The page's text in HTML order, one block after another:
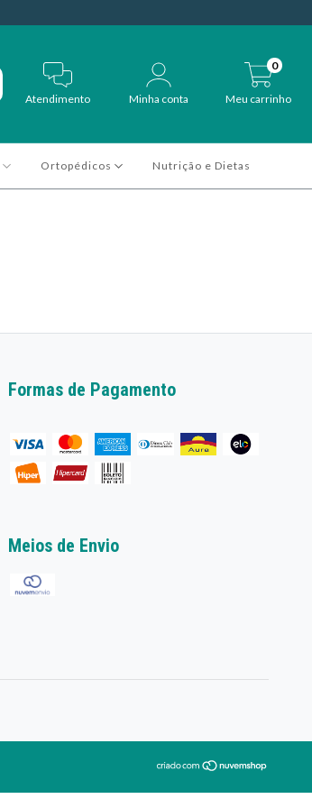
Atendimento Minha conta Meu carrinho
0
Ortopédicos Nutrição e Dietas